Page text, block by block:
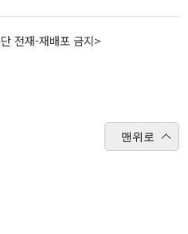
전재-재배포 금지>
맨위로